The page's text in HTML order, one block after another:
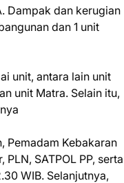
Dampak dan kerugian
dan 1 unit
unit, antara lain unit
unit Matra. Selain itu,
Pemadam Kebakaran
SATPOL PP, serta
WIB. Selanjutnya,